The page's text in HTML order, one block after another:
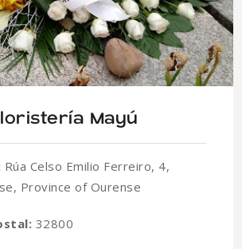
Mayú
Rúa Celso Emilio Ferreiro, 4,
Province of Ourense
32800